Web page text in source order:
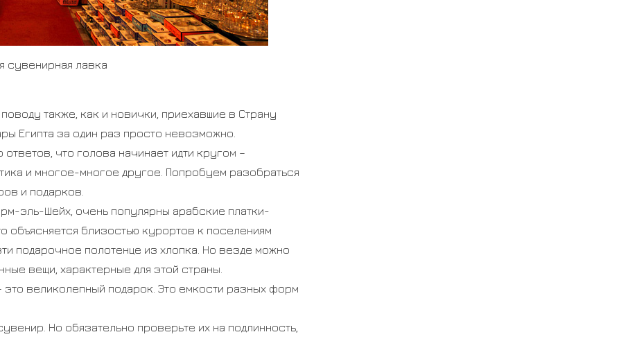
сувенирная лавка
также, как и новички, приехавшие в Страну
Египта за один раз просто невозможно.
что голова начинает идти кругом –
и многое-многое другое. Попробуем разобраться
и подарков.
эль-Шейх, очень популярны арабские платки-
объясняется близостью курортов к поселениям
подарочное полотенце из хлопка. Но везде можно
вещи, характерные для этой страны.
великолепный подарок. Это емкости разных форм
Но обязательно проверьте их на подлинность,